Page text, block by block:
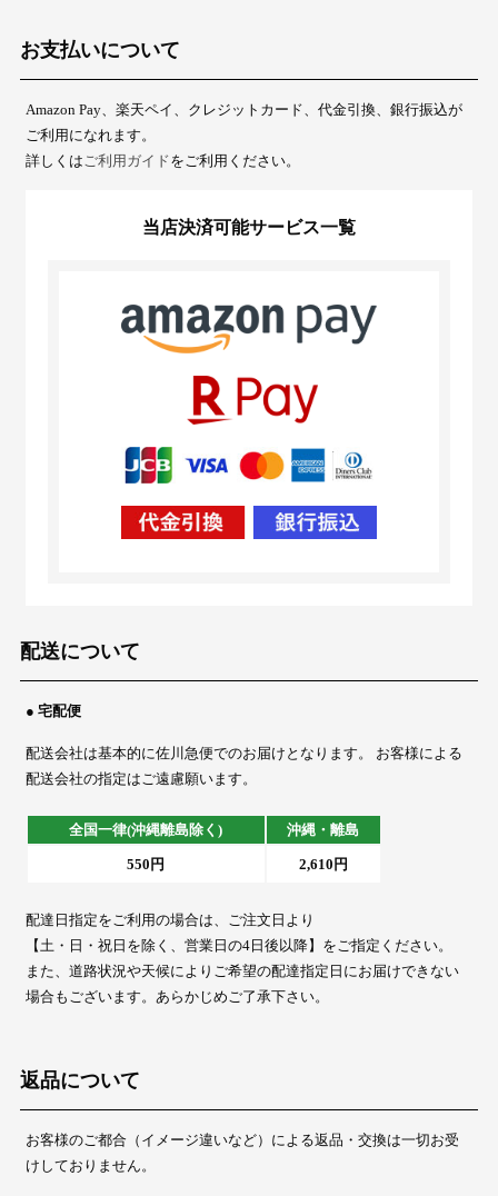
お支払いについて
Amazon Pay、楽天ペイ、クレジットカード、代金引換、銀行振込が
ご利用になれます。
詳しくは ご利用ガイドをご利用ください。
当店決済可能サービス一覧
配送について
● 宅配便
配送会社は基本的に佐川急便でのお届けとなります。 お客様による
配送会社の指定はご遠慮願います。
全国一律(沖縄離島除く) 沖縄・離島
550円 2,610円
配達日指定をご利用の場合は、ご注文日より
【土・日・祝日を除く、営業日の4日後以降】をご指定ください。
また、道路状況や天候によりご希望の配達指定日にお届けできない
場合もございます。あらかじめご了承下さい。
返品について
お客様のご都合（イメージ違いなど）による返品・交換は一切お受
けしておりません。